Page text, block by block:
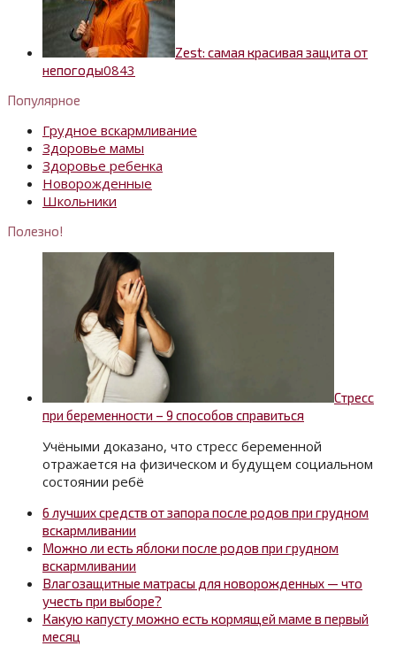
Zest: самая красивая защита от
непогоды0843
Популярное
Грудное вскармливание
Здоровье мамы
Здоровье ребенка
Новорожденные
Школьники
Полезно!
Стресс
при беременности – 9 способов справиться
Учёными доказано, что стресс беременной
отражается на физическом и будущем социальном
состоянии ребё
6 лучших средств от запора после родов при грудном
вскармливании
Можно ли есть яблоки после родов при грудном
вскармливании
Влагозащитные матрасы для новорожденных — что
учесть при выборе?
Какую капусту можно есть кормящей маме в первый
месяц